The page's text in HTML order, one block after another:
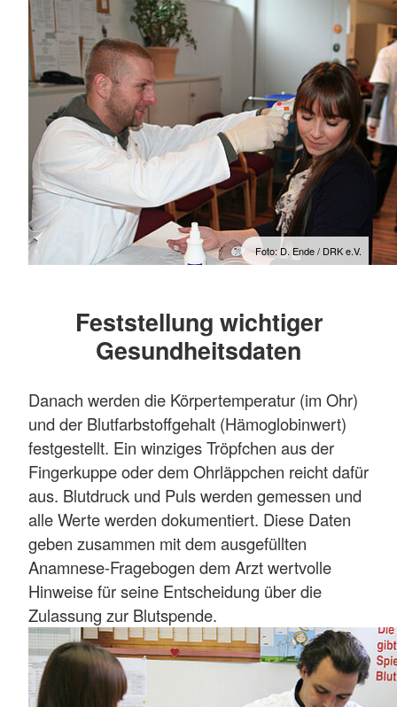
Foto: D. Ende / DRK e.V.
Feststellung wichtiger
Gesundheitsdaten
Danach werden die Körpertemperatur (im Ohr)
und der Blutfarbstoffgehalt (Hämoglobinwert)
festgestellt. Ein winziges Tröpfchen aus der
Fingerkuppe oder dem Ohrläppchen reicht dafür
aus. Blutdruck und Puls werden gemessen und
alle Werte werden dokumentiert. Diese Daten
geben zusammen mit dem ausgefüllten
Anamnese-Fragebogen dem Arzt wertvolle
Hinweise für seine Entscheidung über die
Zulassung zur Blutspende.